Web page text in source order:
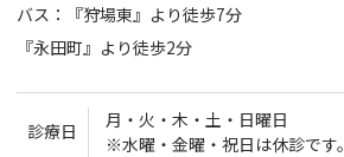
バス：『狩場東』より徒歩7分
『永田町』より徒歩2分
診療日
月・火・木・土・日曜日
※水曜・金曜・祝日は休診です。